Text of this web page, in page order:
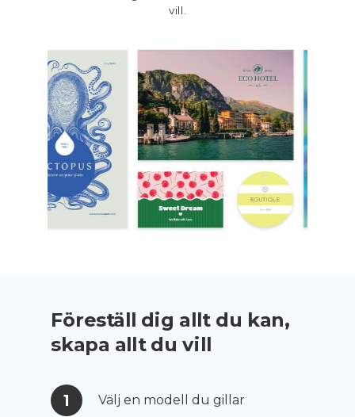
vill.
Föreställ dig allt du kan,
skapa allt du vill
Välj en modell du gillar
1